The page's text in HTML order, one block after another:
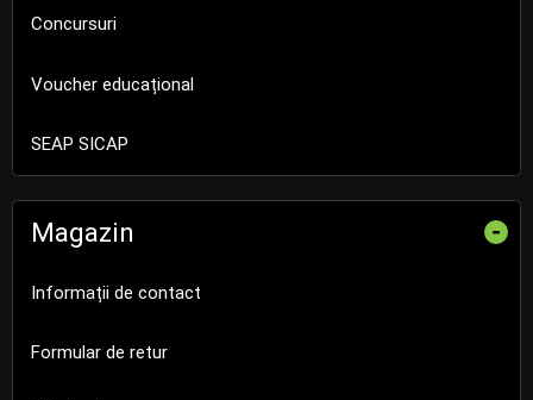
Concursuri
Voucher educațional
SEAP SICAP
Magazin -
Informații de contact
Formular de retur